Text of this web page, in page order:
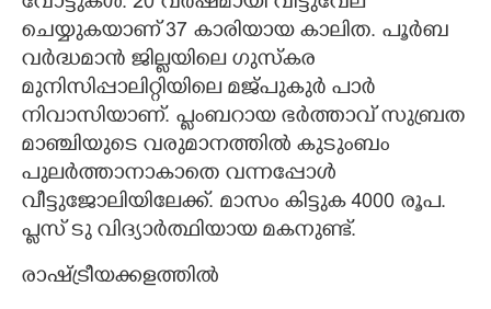
ചെയ്യുകയാണ് 37 കാരിയായ കാലിത. പൂർബ
വർദ്ധമാൻ ജില്ലയിലെ ഗുസ്കര
മുനിസിപ്പാലിറ്റിയിലെ മജ്പുകുർ പാർ
നിവാസിയാണ്. പ്ലംബറായ ഭർത്താവ് സുബ്രത
മാഞ്ചിയുടെ വരുമാനത്തിൽ കുടുംബം
പുലർത്താനാകാതെ വന്നപ്പോൾ
വീട്ടുജോലിയിലേക്ക്. മാസം കിട്ടുക 4000 രൂപ.
പ്ലസ് ടു വിദ്യാർത്ഥിയായ മകനുണ്ട്.
രാഷ്ട്രീയക്കളത്തിൽ